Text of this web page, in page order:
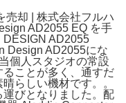
売却 | 株式会社フルハ
AD2055 EQ を手
DESIGN AD2055
Design AD2055にな
個人スタジオの常設
ことが多く、通すだ
らしい機材です。。
びとなりました。配